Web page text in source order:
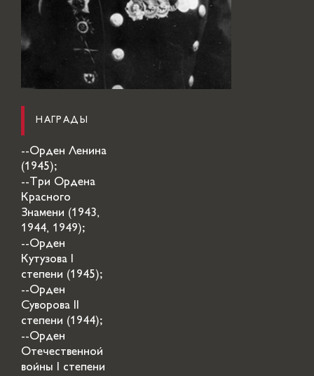
НАГРАДЫ
--Орден Ленина
(1945);
--Три Ордена
Красного
Знамени (1943,
1944, 1949);
--Орден
Кутузова I
степени (1945);
--Орден
Суворова II
степени (1944);
--Орден
Отечественной
войны I степени